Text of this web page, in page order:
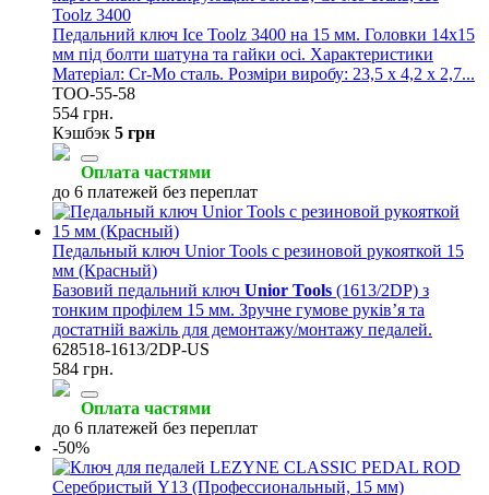
Toolz 3400
Педальний ключ Ice Toolz 3400 на 15 мм. Головки 14x15
мм під болти шатуна та гайки осі. Характеристики
Матеріал: Cr-Mo сталь. Розміри виробу: 23,5 х 4,2 х 2,7...
TOO-55-58
554 грн.
Кэшбэк 5 грн
Оплата частями
до 6 платежей без переплат
Педальный ключ Unior Tools с резиновой рукояткой 15
мм (Красный)
Базовий педальний ключ Unior Tools (1613/2DP) з
тонким профілем 15 мм. Зручне гумове руків’я та
достатній важіль для демонтажу/монтажу педалей.
628518-1613/2DP-US
584 грн.
Оплата частями
до 6 платежей без переплат
-50%